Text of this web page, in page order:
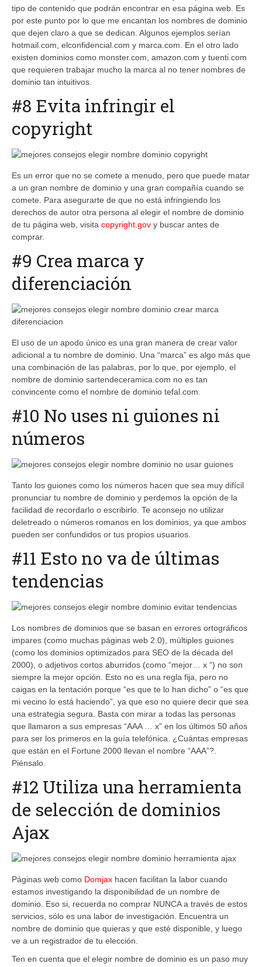
tipo de contenido que podrán encontrar en esa página web. Es
por este punto por lo que me encantan los nombres de dominio
que dejen claro a que se dedican. Algunos ejemplos serían
hotmail.com, elconfidencial.com y marca.com. En el otro lado
existen dominios como monster.com, amazon.com y tuenti.com
que requieren trabajar mucho la marca al no tener nombres de
dominio tan intuitivos.
#8 Evita infringir el
copyright
Es un error que no se comete a menudo, pero que puede matar
a un gran nombre de dominio y una gran compañía cuando se
comete. Para asegurarte de que no está infringiendo los
derechos de autor otra persona al elegir el nombre de dominio
de tu página web, visita copyright.gov y buscar antes de
comprar.
#9 Crea marca y
diferenciación
El uso de un apodo único es una gran manera de crear valor
adicional a tu nombre de dominio. Una “marca” es algo más que
una combinación de las palabras, por lo que, por ejemplo, el
nombre de dominio sartendeceramica.com no es tan
convincente como el nombre de dominio tefal.com.
#10 No uses ni guiones ni
números
Tanto los guiones como los números hacen que sea muy difícil
pronunciar tu nombre de dominio y perdemos la opción de la
facilidad de recordarlo o escribirlo. Te aconsejo no utilizar
deletreado o números romanos en los dominios, ya que ambos
pueden ser confundidos or tus propios usuarios.
#11 Esto no va de últimas
tendencias
Los nombres de dominios que se basan en errores ortográficos
impares (como muchas páginas web 2.0), múltiples guiones
(como los dominios optimizados para SEO de la década del
2000), o adjetivos cortos aburridos (como “mejor… x “) no son
siempre la mejor opción. Esto no es una regla fija, pero no
caigas en la tentación porque “es que te lo han dicho” o “es que
mi vecino lo está haciendo”, ya que eso no quiere decir que sea
una estrategia segura. Basta con mirar a todas las personas
que llamaron a sus empresas “AAA … x” en los últimos 50 años
para ser los primeros en la guía telefónica. ¿Cuántas empresas
que están en el Fortune 2000 llevan el nombre “AAA”?.
Piénsalo.
#12 Utiliza una herramienta
de selección de dominios
Ajax
Páginas web como Domjax hacen facilitan la labor cuando
estamos investigando la disponibilidad de un nombre de
dominio. Eso si, recuerda no comprar NUNCA a través de estos
servicios, sólo es una labor de investigación. Encuentra un
nombre de dominio que quieras y que esté disponible, y luego
ve a un registrador de tu elección.
Ten en cuenta que el elegir nombre de dominio es un paso muy